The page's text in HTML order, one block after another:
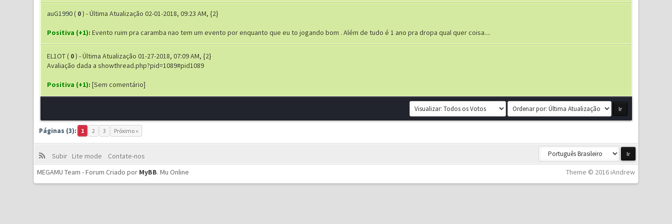
auG1990( 0) - Última Atualização 02-01-2018, 09:23 AM, {2}
Positiva (+1): Evento ruim pra caramba nao tem um evento por enquanto que eu to jogando bom . Além de tudo é 1 ano pra dropa qual quer coisa....
EL1OT( 0) - Última Atualização 01-27-2018, 07:09 AM, {2}
Avaliação dada a showthread.php?pid=1089#pid1089
Positiva (+1): [Sem comentário]
Páginas (3): 1 2 3 Próximo »
Subir Lite mode
Contate-nos
Theme © 2016 iAndrew
MEGAMU Team - Forum Criado por MyBB.Mu Online